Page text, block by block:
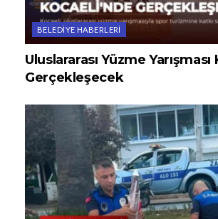
BELEDIYE HABERLERI
Uluslararası Yüzme
Gerçekleşecek